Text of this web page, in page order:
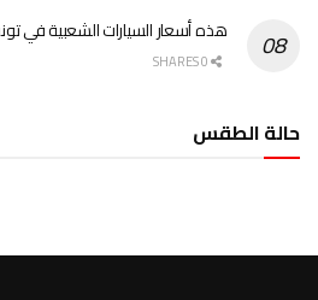
هذه أسعار السيارات الشعبية في تونس
حالة الطقس